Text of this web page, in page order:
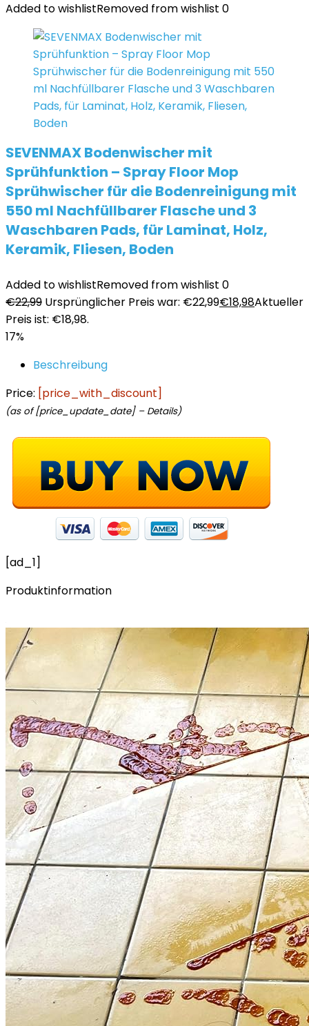
Added to wishlistRemoved from wishlist 0
SEVENMAX Bodenwischer mit
Sprühfunktion – Spray Floor Mop
Sprühwischer für die Bodenreinigung mit
550 ml Nachfüllbarer Flasche und 3
Waschbaren Pads, für Laminat, Holz,
Keramik, Fliesen, Boden
Added to wishlistRemoved from wishlist 0
€22,99 Ursprünglicher Preis war: €22,99€18,98Aktueller
Preis ist: €18,98.
17%
Beschreibung
Price: [price_with_discount]
(as of [price_update_date] – Details)
[ad_1]
Produktinformation